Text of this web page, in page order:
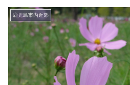
鹿児島市内近郊